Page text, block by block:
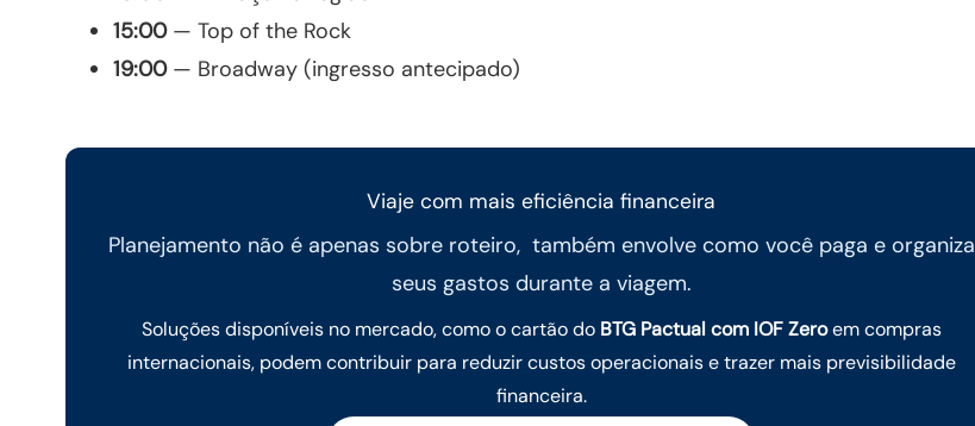
15:00— Top of the Rock
19:00— Broadway (ingresso antecipado)
Viaje com mais eficiência financeira
Planejamento não é apenas sobre roteiro, também envolve como você paga e organiza
seus gastos durante a viagem.
Soluções disponíveis no mercado, como o cartão doBTG Pactual com IOF Zeroem compras
internacionais, podem contribuir para reduzir custos operacionais e trazer mais previsibilidade
financeira.